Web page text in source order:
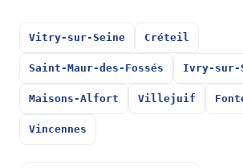
Vitry-sur-Seine Créteil
Saint-Maur-des-Fossés Ivry-sur-
Maisons-Alfort Villejuif
Vincennes